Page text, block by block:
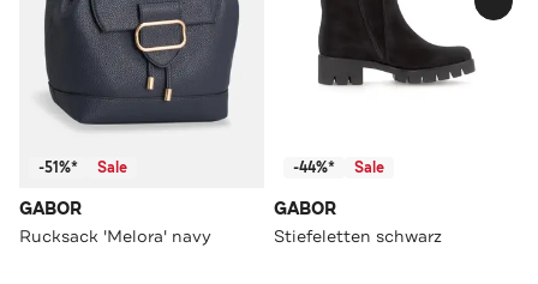
-51%* Sale
GABOR
Rucksack 'Melora' navy
-44%* Sale
GABOR
Stiefeletten schwarz